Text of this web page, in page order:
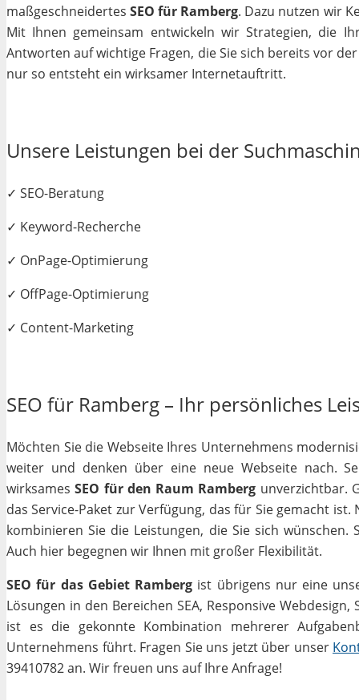
maßgeschneidertesSEO für Ramberg. Dazu nutzen wir
Mit Ihnen gemeinsam entwickeln wir Strategien, die
Antworten auf wichtige Fragen, die Sie sich bereits vor
nur so entsteht ein wirksamer Internetauftritt.
Unsere Leistungen bei der
✓ SEO-Beratung
✓ Keyword-Recherche
✓ OnPage-Optimierung
✓ OffPage-Optimierung
✓ Content-Marketing
SEO für Ramberg – Ihr persönliches
Möchten Sie die Webseite Ihres Unternehmens
weiter und denken über eine neue Webseite nach.
wirksamesSEO für den Raum Ramberg unverzichtbar.
das Service-Paket zur Verfügung, das für Sie gemacht
kombinieren Sie die Leistungen, die Sie sich wünschen.
Auch hier begegnen wir Ihnen mit großer Flexibilität.
SEO für das Gebiet Ramberg ist übrigens nur eine
Lösungen in den Bereichen SEA, Responsive
ist es die gekonnte Kombination mehrerer
Unternehmens führt. Fragen Sie uns jetzt über unser
39410782 an. Wir freuen uns auf Ihre Anfrage!